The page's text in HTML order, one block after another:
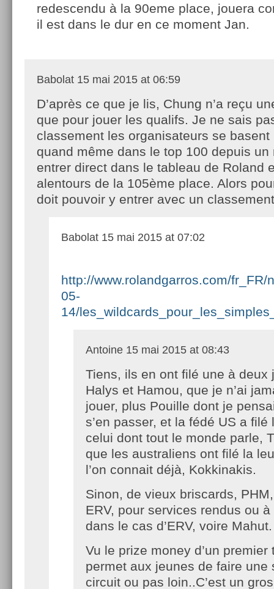
redescendu à la 90eme place, jouera
il est dans le dur en ce moment Jan.
Babolat 15 mai 2015 at 06:59
D’après ce que je lis, Chung n’a reçu
que pour jouer les qualifs. Je ne sais
classement les organisateurs se
quand même dans le top 100 depuis
entrer direct dans le tableau de Roland
alentours de la 105ème place. Alors
doit pouvoir y entrer avec un
Babolat 15 mai 2015 at 07:02
http://www.rolandgarros.com/fr_FR/
05-
14/
Antoine 15 mai 2015 at 08:43
Tiens, ils en ont filé une à deux
Halys et Hamou, que je n’ai
jouer, plus Pouille dont je
s’en passer, et la fédé US a filé
celui dont tout le monde parle,
que les australiens ont filé la
l’on connait déjà, Kokkinakis.
Sinon, de vieux briscards,
ERV, pour services rendus ou
dans le cas d’ERV, voire Mahut.
Vu le prize money d’un premier
permet aux jeunes de faire une
circuit ou pas loin..C’est un